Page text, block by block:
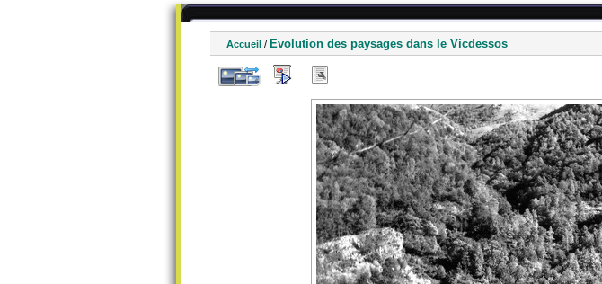
Accueil / Evolution des paysages dans le Vicdessos